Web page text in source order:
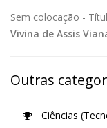
Sem colocação -
Vivina de Assis
Outras
Ciências